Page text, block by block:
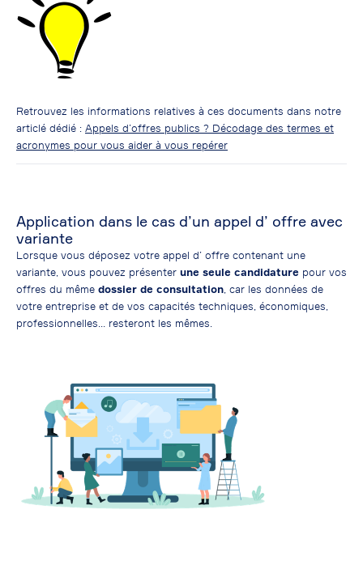
Retrouvez les informations relatives à ces documents dans notre
articlé dédié : Appels d’offres publics ? Décodage des termes et
acronymes pour vous aider à vous repérer
Application dans le cas d’un appel d’ offre avec
variante
Lorsque vous déposez votre appel d’ offre contenant une
variante, vous pouvez présenter une seule candidature pour vos
offres du même dossier de consultation, car les données de
votre entreprise et de vos capacités techniques, économiques,
professionnelles… resteront les mêmes.